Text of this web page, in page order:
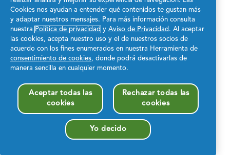
Cookies nos ayudan a entender qué contenidos te gustan más
y adaptar nuestros mensajes. Para más información consulta
nuestra Política de privacidad y Aviso de Privacidad . Al aceptar
las cookies, acepta nuestro uso y el de nuestros socios de
acuerdo con los fines enumerados en nuestra Herramienta de
consentimiento de cookies, donde podrá desactivarlas de
manera sencilla en cualquier momento.
Aceptar todas las
cookies
Rechazar todas las
cookies
Yo decido